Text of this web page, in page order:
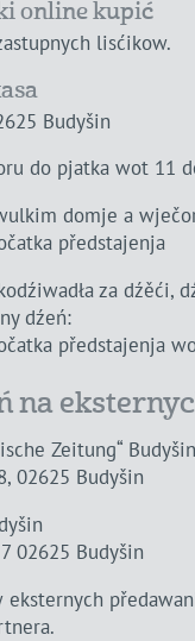
online kupić
lisćikow.
Budyšin
do pjatka wot 11
domje a
předstajenja
za dźěći,
dźeń:
předstajenja
na
Zeitung“ Budyšin
02625 Budyšin
02625 Budyšin